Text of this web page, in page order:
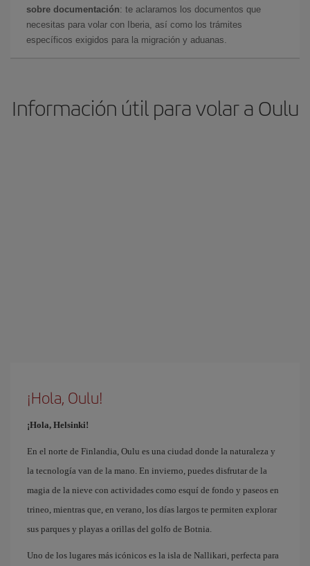
sobre documentación: te aclaramos los documentos que
necesitas para volar con Iberia, así como los trámites
específicos exigidos para la migración y aduanas.
Información útil para volar a Oulu
¡Hola, Oulu!
¡Hola, Helsinki!
En el norte de Finlandia, Oulu es una ciudad donde la naturaleza y
la tecnología van de la mano. En invierno, puedes disfrutar de la
magia de la nieve con actividades como esquí de fondo y paseos en
trineo, mientras que, en verano, los días largos te permiten explorar
sus parques y playas a orillas del golfo de Botnia.
Uno de los lugares más icónicos es la isla de Nallikari, perfecta para